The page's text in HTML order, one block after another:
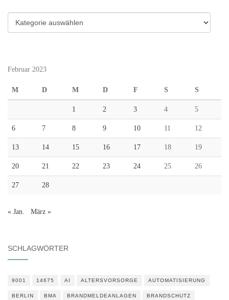
Kategorien
Februar 2023
M D M D F S S
1 2 3 4 5
6 7 8 9 10 11 12
13 14 15 16 17 18 19
20 21 22 23 24 25 26
27 28
« Jan. März »
SCHLAGWÖRTER
9001 14675 AI ALTERSVORSORGE AUTOMATISIERUNG
BERLIN BMA BRANDMELDEANLAGEN BRANDSCHUTZ